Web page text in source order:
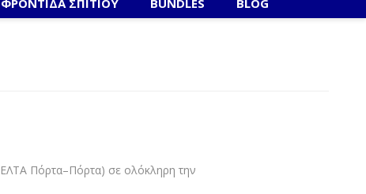
ΦΡΟΝΤΙΔΑ ΣΠΙΤΙΟΥ BUNDLES BLOG
Πόρτα–Πόρτα) σε ολόκληρη την